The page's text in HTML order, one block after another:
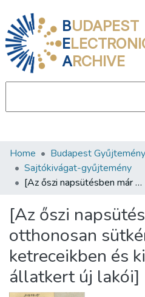
BUDAPEST
E
ARCHIVE
Communities & Collections
All of DSpace
About us
Home Budapest Gyűjtemény
Sajtókivágat-gyűjtemény
[Az őszi napsütésben már otthonosan sütkéreznek ketreceikben és kifutókban az állatkert új lakói]
[Az őszi
otthonosan
ketreceikben és
állatkert új lakói]